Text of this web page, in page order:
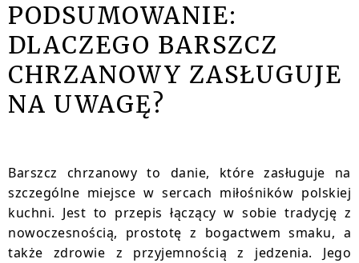
PODSUMOWANIE:
DLACZEGO BARSZCZ
CHRZANOWY ZASŁUGUJE
NA UWAGĘ?
Barszcz chrzanowy to danie, które zasługuje na
szczególne miejsce w sercach miłośników polskiej
kuchni. Jest to przepis łączący w sobie tradycję z
nowoczesnością, prostotę z bogactwem smaku, a
także zdrowie z przyjemnością z jedzenia. Jego